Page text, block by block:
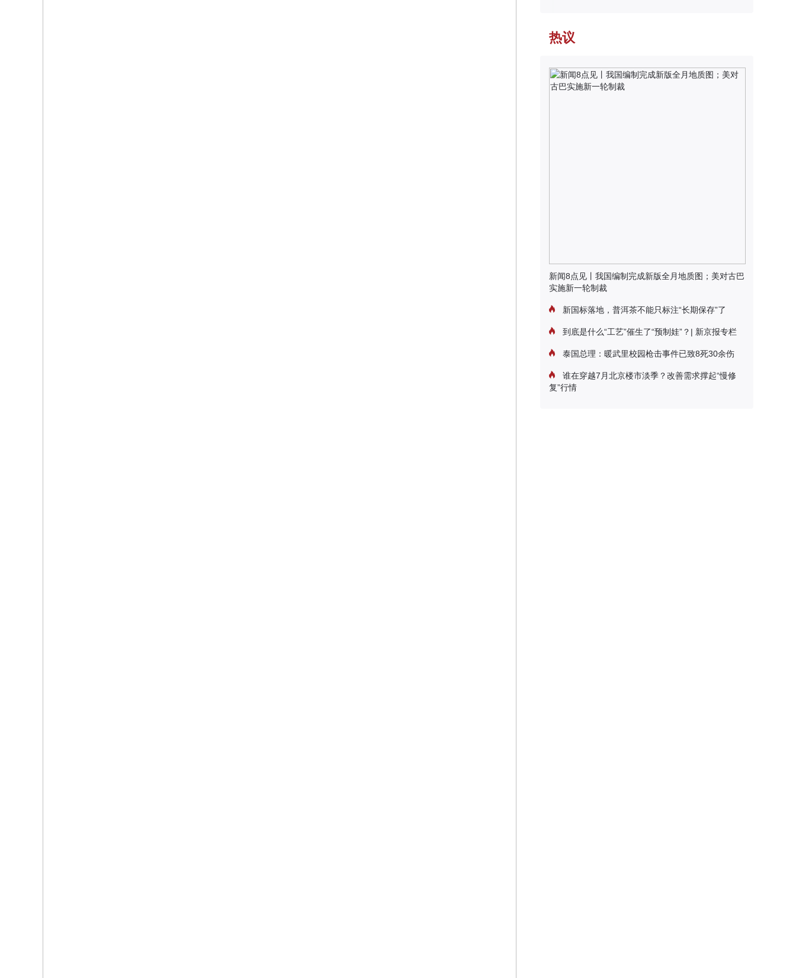
热议
新闻8点见丨我国编制完成新版全月地质图；美对古巴
实施新一轮制裁
新国标落地，普洱茶不能只标注“长期保存”了
到底是什么“工艺”催生了“预制娃”？| 新京报专栏
泰国总理：暖武里校园枪击事件已致8死30余伤
谁在穿越7月北京楼市淡季？改善需求撑起“慢修
复”行情